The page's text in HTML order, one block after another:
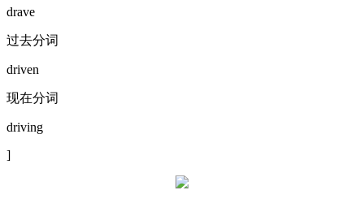
drave
过去分词
driven
现在分词
driving
]